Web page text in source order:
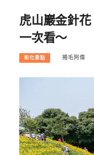
虎山巖金針
一次看～
彰化景點 捲毛阿偉